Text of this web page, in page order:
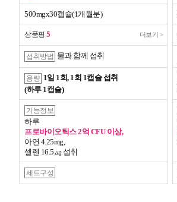
500mgx30캡슐(1개월분)
상품평 5 더보기 >
섭취방법 물과 함께 섭취
용량 1일 1회, 1회 1캡슐 섭취
(하루 1캡슐)
기능정보
하루
프로바이오틱스 2억 CFU 이상,
아연 4.25mg,
셀렌 16.5㎍ 섭취
세트구성